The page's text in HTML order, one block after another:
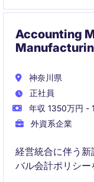
Accounting
神奈川県
正社員
年収 1350万円 -
外資系企業
経営統合に伴う
バル会計ポリシー